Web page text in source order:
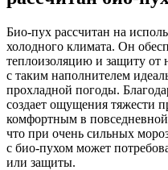
Био-пух рассчитан на
холодного климата. Он
теплоизоляцию и защиту от
с таким наполнителем
прохладной погоды.
создает ощущения тяжести
комфортным в
что при очень сильных
с био-пухом может
или защиты.